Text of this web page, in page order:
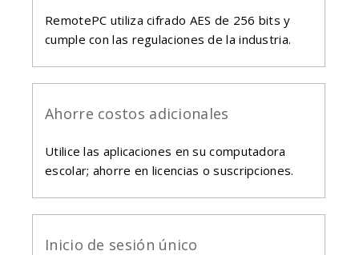
RemotePC utiliza cifrado AES de 256 bits y
cumple con las regulaciones de la industria.
Ahorre costos adicionales
Utilice las aplicaciones en su computadora
escolar; ahorre en licencias o suscripciones.
Inicio de sesión único